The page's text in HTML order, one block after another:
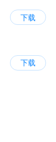
下载
下载